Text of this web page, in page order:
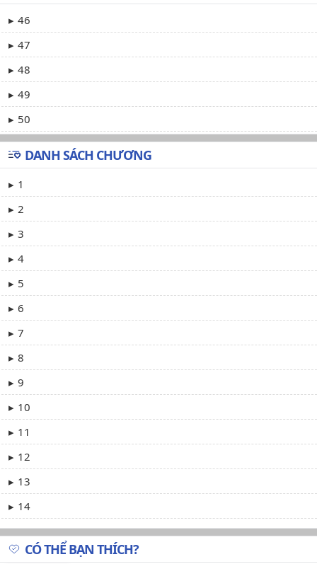
46
47
48
49
50
DANH SÁCH CHƯƠNG
1
2
3
4
5
6
7
8
9
10
11
12
13
14
15
16
CÓ THỂ BẠN THÍCH?